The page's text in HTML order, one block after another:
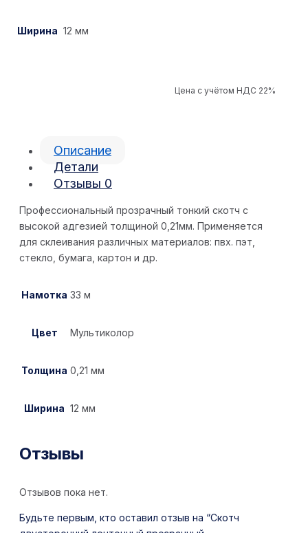
Ширина 12 мм
Цена с учётом НДС 22%
Описание
Детали
Отзывы 0
Профессиональный прозрачный тонкий скотч с
высокой адгезией толщиной 0,21мм. Применяется
для склеивания различных материалов: пвх. пэт,
стекло, бумага, картон и др.
Намотка 33 м
Цвет Мультиколор
Толщина 0,21 мм
Ширина 12 мм
Отзывы
Отзывов пока нет.
Будьте первым, кто оставил отзыв на “Скотч